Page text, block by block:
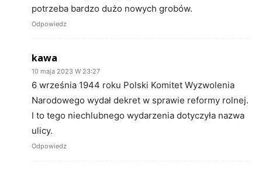
potrzeba bardzo dużo nowych grobów.
Odpowiedz
kawa
10 maja 2023 W 23:27
6 września 1944 roku Polski Komitet Wyzwolenia
Narodowego wydał dekret w sprawie reformy rolnej.
I to tego niechlubnego wydarzenia dotyczyła nazwa
ulicy.
Odpowiedz